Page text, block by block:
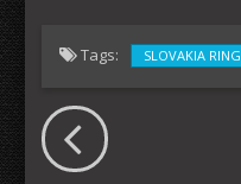
Tags: SLOVAKIA RING